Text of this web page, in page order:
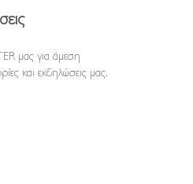
μας για άμεση
και εκδηλώσεις μας.